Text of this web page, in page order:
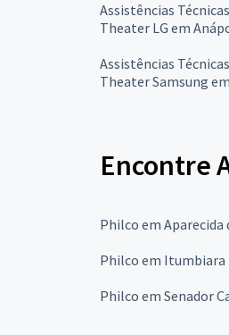
Assistências
Theater LG em
Assistências
Theater Samsung
Encontre
Philco em Aparecida
Philco em Itumbiara
Philco em Senador